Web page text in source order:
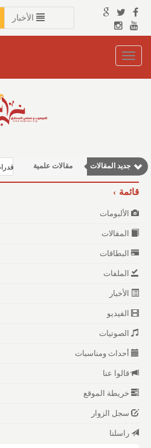
الأخبار
Toggle
navigation
جديد المقالات مقالات علمية
نوافذ الثقافة و الأدب
العسكري لمكافحة الإرهاب نحو بناء
قائمة
الألبومات
المقالات
البطاقات
الملفات
الأخبار
الفيديو
الصوتيات
أحداث ومناسبات
قالوا عنا
خريطة الموقع
سجل الزوار
راسلنا